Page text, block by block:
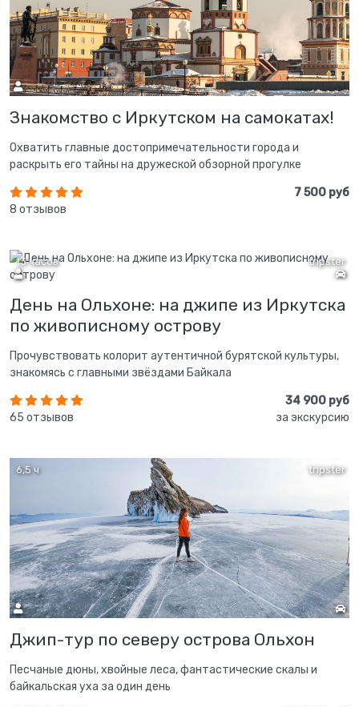
Знакомство с Иркутском на самокатах!
Охватить главные достопримечательности города и
раскрыть его тайны на дружеской обзорной прогулке
8 отзывов
7 500 руб
tripster
13 часов
День на Ольхоне: на джипе из Иркутска
по живописному острову
Прочувствовать колорит аутентичной бурятской культуры,
знакомясь с главными звёздами Байкала
65 отзывов
34 900 руб
за экскурсию
tripster
6,5 ч
Джип-тур по северу острова Ольхон
Песчаные дюны, хвойные леса, фантастические скалы и
байкальская уха за один день